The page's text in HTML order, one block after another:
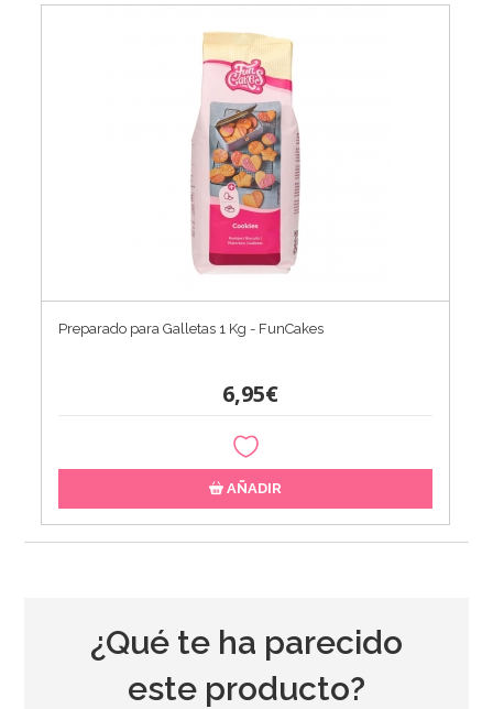
Preparado para Galletas 1 Kg - FunCakes
6,95€
AÑADIR
¿Qué te ha parecido
este producto?